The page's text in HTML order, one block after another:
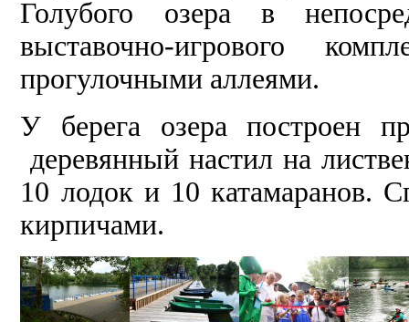
Голубого озера в
выставочно-игрового
прогулочными аллеями.
У берега озера построен
деревянный настил на
10 лодок и 10 катамаранов.
кирпичами.